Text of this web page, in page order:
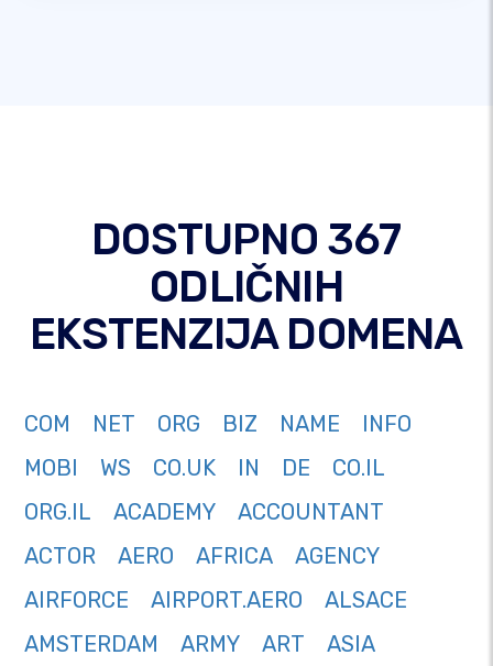
DOSTUPNO 367
ODLIČNIH
EKSTENZIJA DOMENA
COM NET ORG BIZ NAME
INFO
MOBI
WS CO.UK IN DE
CO.IL
ORG.IL
ACADEMY
ACCOUNTANT
ACTOR
AERO AFRICA
AGENCY
AIRFORCE
AIRPORT.AERO
ALSACE
AMSTERDAM
ARMY ART
ASIA